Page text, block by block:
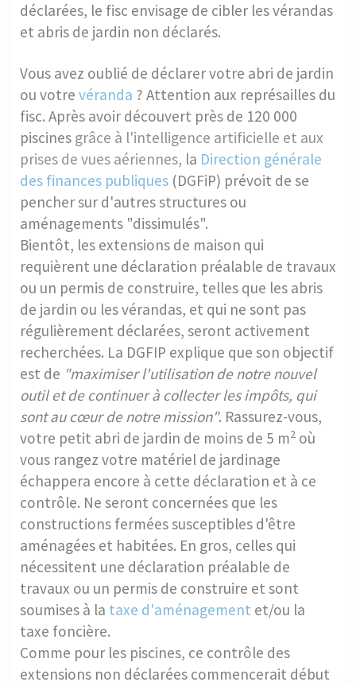
déclarées, le fisc envisage de cibler les vérandas
et abris de jardin non déclarés.
Vous avez oublié de déclarer votre abri de jardin
ou votre véranda ? Attention aux représailles du
fisc. Après avoir découvert près de 120 000
piscines grâce à l'intelligence artificielle et aux
prises de vues aériennes, la Direction générale
des finances publiques (DGFiP) prévoit de se
pencher sur d'autres structures ou
aménagements "dissimulés".
Bientôt, les extensions de maison qui
requièrent une déclaration préalable de travaux
ou un permis de construire, telles que les abris
de jardin ou les vérandas, et qui ne sont pas
régulièrement déclarées, seront activement
recherchées. La DGFIP explique que son objectif
est de "maximiser l'utilisation de notre nouvel
outil et de continuer à collecter les impôts, qui
sont au cœur de notre mission". Rassurez-vous,
votre petit abri de jardin de moins de 5 m2 où
vous rangez votre matériel de jardinage
échappera encore à cette déclaration et à ce
contrôle. Ne seront concernées que les
constructions fermées susceptibles d'être
aménagées et habitées. En gros, celles qui
nécessitent une déclaration préalable de
travaux ou un permis de construire et sont
soumises à la taxe d'aménagement et/ou la
taxe foncière.
Comme pour les piscines, ce contrôle des
extensions non déclarées commencerait début